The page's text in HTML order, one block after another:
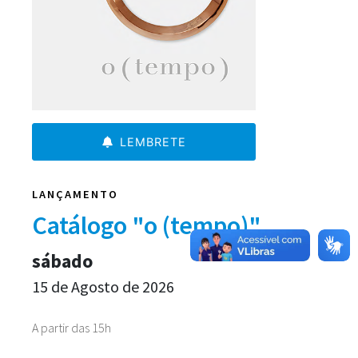
LEMBRETE
LANÇAMENTO
Catálogo "o (tempo)"
A partir das 15h
sábado
15 de Agosto de 2026